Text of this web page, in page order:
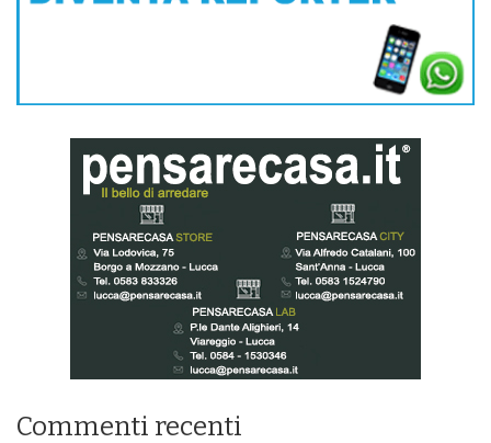
Commenti recenti